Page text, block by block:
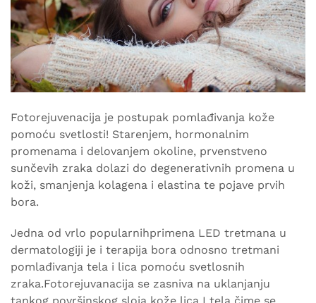
Fotorejuvenacija je postupak pomlađivanja kože
pomoću svetlosti! Starenjem, hormonalnim
promenama i delovanjem okoline, prvenstveno
sunčevih zraka dolazi do degenerativnih promena u
koži, smanjenja kolagena i elastina te pojave prvih
bora.
Jedna od vrlo popularnihprimena LED tretmana u
dermatologiji je i terapija bora odnosno tretmani
pomlađivanja tela i lica pomoću svetlosnih
zraka.Fotorejuvanacija se zasniva na uklanjanju